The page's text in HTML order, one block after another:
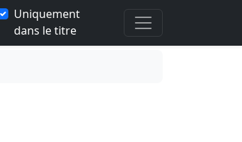
Uniquement
dans le titre